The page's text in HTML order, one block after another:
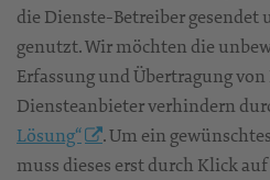
die Dienste-Betreiber gesendet
genutzt. Wir möchten die
Erfassung und Übertragung
Diensteanbieter verhindern
Lösung“
. Um ein
muss dieses erst durch Klick